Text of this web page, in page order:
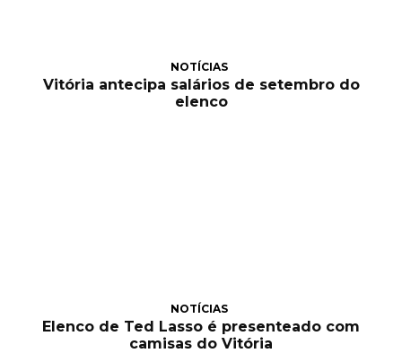
NOTÍCIAS
Vitória antecipa salários de setembro do
elenco
NOTÍCIAS
Elenco de Ted Lasso é presenteado com
camisas do Vitória